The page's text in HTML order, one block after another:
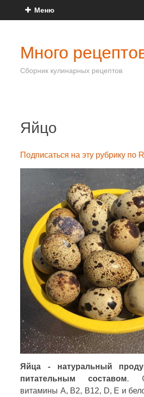
Меню
Много
Сборник кулинарных рецептов
Яйцо
Подписаться на эту рубрику по
Яйца - натуральный
питательным составом.
витамины A, B2, B12, D, E и